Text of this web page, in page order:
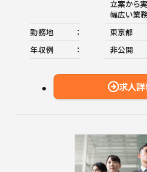
立案から
幅広い業
勤務地
東京都
年収例
非公開
求人